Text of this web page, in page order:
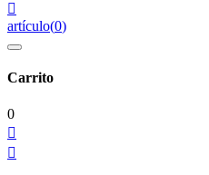

artículo(0)
Carrito
0

